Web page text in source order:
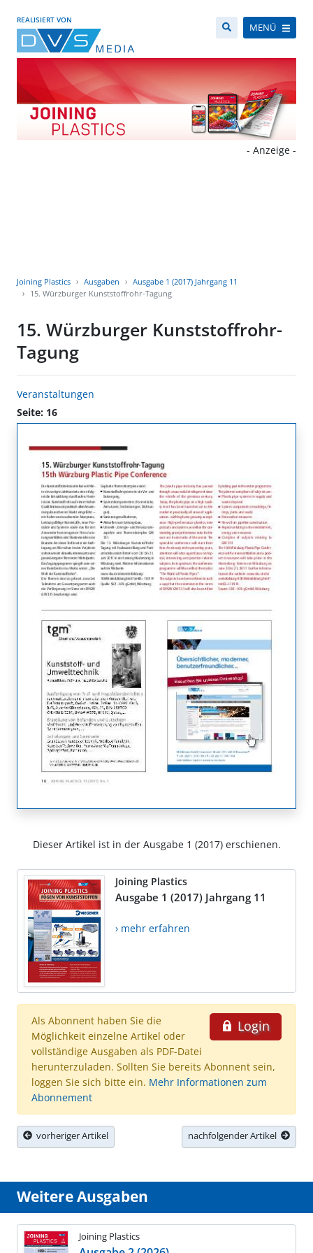
REALISIERT VON
MENÜ
- Anzeige -
Joining Plastics Ausgaben
Ausgabe 1 (2017) Jahrgang 11
15. Würzburger Kunststoffrohr-Tagung
15. Würzburger Kunststoffrohr-
Tagung
Veranstaltungen
Seite: 16
Dieser Artikel ist in der Ausgabe 1 (2017) erschienen.
Joining Plastics
Ausgabe 1 (2017) Jahrgang 11
› mehr erfahren
Login
Als Abonnent haben Sie die
Möglichkeit einzelne Artikel oder
vollständige Ausgaben als PDF-Datei
herunterzuladen. Sollten Sie bereits Abonnent sein,
loggen Sie sich bitte ein. Mehr Informationen zum
Abonnement
vorheriger Artikel nachfolgender Artikel
Weitere Ausgaben
Joining Plastics